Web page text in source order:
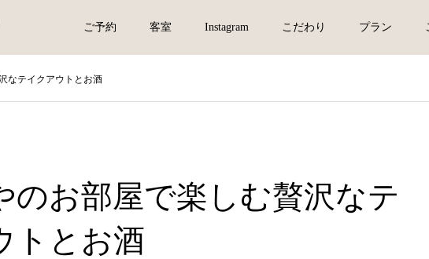
ご予約 客室 Instagram こだわり プラン
なテイクアウトとお酒
のお部屋で楽しむ贅沢なテ
トとお酒